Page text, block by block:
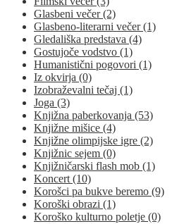
Glasbeni večer (2)
Glasbeno-literarni večer (1)
Gledališka predstava (4)
Gostujoče vodstvo (1)
Humanistični pogovori (1)
Iz okvirja (0)
Izobraževalni tečaj (1)
Joga (3)
Knjižna paberkovanja (53)
Knjižne mišice (4)
Knjižne olimpijske igre (2)
Knjižnic sejem (0)
Knjižničarski flash mob (1)
Koncert (10)
Korošci pa bukve beremo (9)
Koroški obrazi (1)
Koroško kulturno poletje (0)